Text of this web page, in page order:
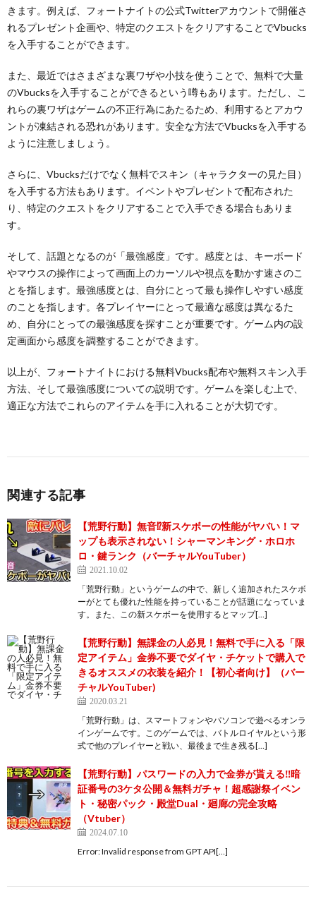
きます。例えば、フォートナイトの公式Twitterアカウントで開催さ
れるプレゼント企画や、特定のクエストをクリアすることでVbucks
を入手することができます。
また、最近ではさまざまな裏ワザや小技を使うことで、無料で大量
のVbucksを入手することができるという噂もあります。ただし、こ
れらの裏ワザはゲームの不正行為にあたるため、利用するとアカウ
ントが凍結される恐れがあります。安全な方法でVbucksを入手する
ように注意しましょう。
さらに、Vbucksだけでなく無料でスキン（キャラクターの見た目）
を入手する方法もあります。イベントやプレゼントで配布された
り、特定のクエストをクリアすることで入手できる場合もありま
す。
そして、話題となるのが「最強感度」です。感度とは、キーボード
やマウスの操作によって画面上のカーソルや視点を動かす速さのこ
とを指します。最強感度とは、自分にとって最も操作しやすい感度
のことを指します。各プレイヤーにとって最適な感度は異なるた
め、自分にとっての最強感度を探すことが重要です。ゲーム内の設
定画面から感度を調整することができます。
以上が、フォートナイトにおける無料Vbucks配布や無料スキン入手
方法、そして最強感度についての説明です。ゲームを楽しむ上で、
適正な方法でこれらのアイテムを手に入れることが大切です。
関連する記事
【荒野行動】無音⁉新スケボーの性能がヤバい！マ
ップも表示されない！シャーマンキング・ホロホ
ロ・鍵ランク（バーチャルYouTuber）
2021.10.02
「荒野行動」というゲームの中で、新しく追加されたスケボ
ーがとても優れた性能を持っていることが話題になっていま
す。また、この新スケボーを使用するとマップ[…]
【荒野行動】無課金の人必見！無料で手に入る「限
定アイテム」金券不要でダイヤ・チケットで購入で
きるオススメの衣装を紹介！【初心者向け】（バー
チャルYouTuber)
2020.03.21
「荒野行動」は、スマートフォンやパソコンで遊べるオンラ
インゲームです。このゲームでは、バトルロイヤルという形
式で他のプレイヤーと戦い、最後まで生き残る[…]
【荒野行動】パスワードの入力で金券が貰える‼暗
証番号の3ケタ公開＆無料ガチャ！超感謝祭イベン
ト・秘密パック・殿堂Dual・廻廊の完全攻略
（Vtuber）
2024.07.10
Error: Invalid response from GPT API[…]